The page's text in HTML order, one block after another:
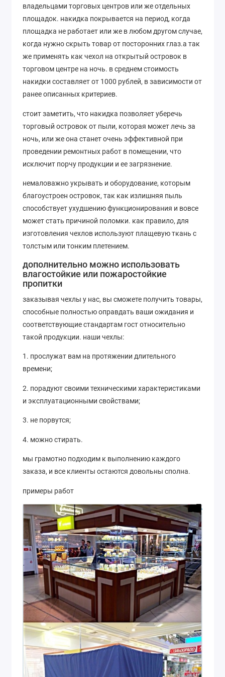
владельцами торговых центров или же отдельных
площадок. накидка покрывается на период, когда
площадка не работает или же в любом другом случае,
когда нужно скрыть товар от посторонних глаз.а так
же применять как чехол на открытый островок в
торговом центре на ночь. в среднем стоимость
накидки составляет от 1000 рублей, в зависимости от
ранее описанных критериев.
стоит заметить, что накидка позволяет уберечь
торговый островок от пыли, которая может лечь за
ночь, или же она станет очень эффективной при
проведении ремонтных работ в помещении, что
исключит порчу продукции и ее загрязнение.
немаловажно укрывать и оборудование, которым
благоустроен островок, так как излишняя пыль
способствует ухудшению функционирования и вовсе
может стать причиной поломки. как правило, для
изготовления чехлов используют плащевую ткань с
толстым или тонким плетением.
дополнительно можно использовать
влагостойкие или пожаростойкие
пропитки
заказывая чехлы у нас, вы сможете получить товары,
способные полностью оправдать ваши ожидания и
соответствующие стандартам гост относительно
такой продукции. наши чехлы:
1. прослужат вам на протяжении длительного
времени;
2. порадуют своими техническими характеристиками
и эксплуатационными свойствами;
3. не порвутся;
4. можно стирать.
мы грамотно подходим к выполнению каждого
заказа, и все клиенты остаются довольны сполна.
примеры работ